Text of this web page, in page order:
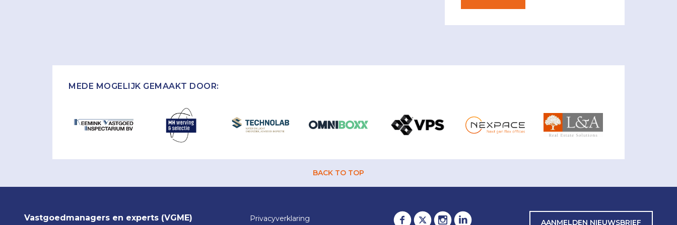
MEDE MOGELIJK GEMAAKT DOOR:
BACK TO TOP
Vastgoedmanagers en experts (VGME) Privacyverklaring AANMELDEN NIEUWSBRIEF